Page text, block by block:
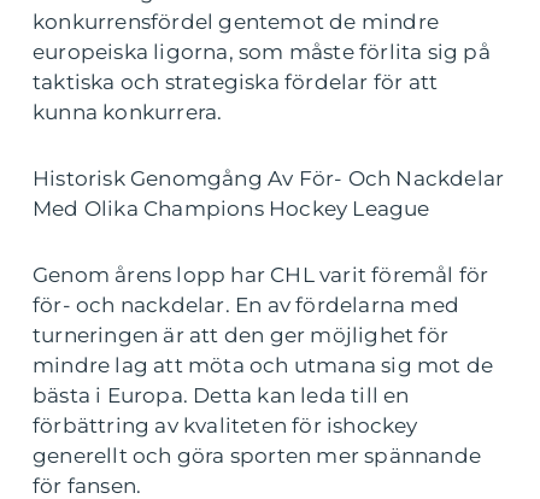
konkurrensfördel gentemot de mindre
europeiska ligorna, som måste förlita sig på
taktiska och strategiska fördelar för att
kunna konkurrera.
Historisk Genomgång Av För- Och Nackdelar
Med Olika Champions Hockey League
Genom årens lopp har CHL varit föremål för
för- och nackdelar. En av fördelarna med
turneringen är att den ger möjlighet för
mindre lag att möta och utmana sig mot de
bästa i Europa. Detta kan leda till en
förbättring av kvaliteten för ishockey
generellt och göra sporten mer spännande
för fansen.